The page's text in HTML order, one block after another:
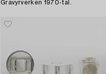
Gravyrverken 1970-tal.